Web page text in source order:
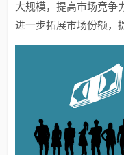
大规模，提高市场竞争
进一步拓展市场份额，